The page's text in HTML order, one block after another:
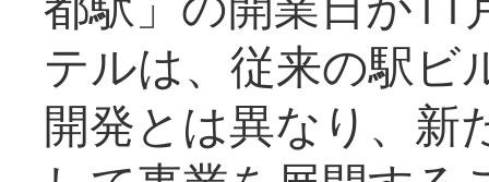
テルは、従来の駅ビ
開発とは異なり、新